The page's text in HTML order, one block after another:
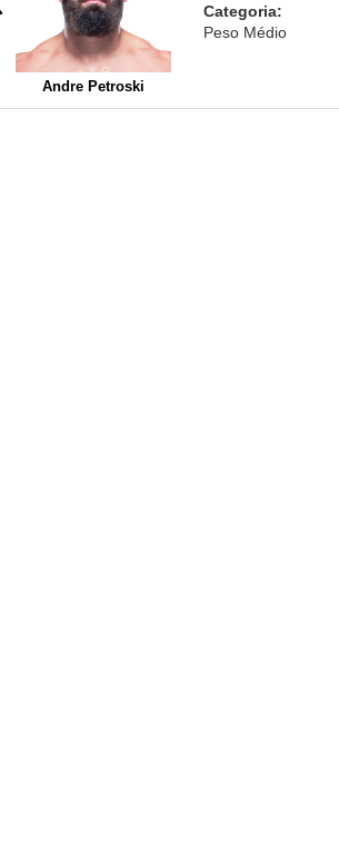
Andre Petroski
Categoria:
Peso Médio